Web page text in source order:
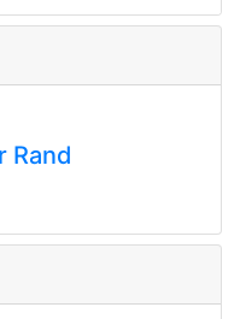
Rand